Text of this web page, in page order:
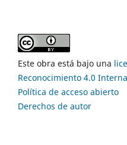
Este obra está bajo una
Reconocimiento 4.0
Política de acceso abierto
Derechos de autor